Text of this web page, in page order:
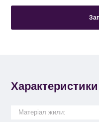
Характеристики
Матеріал жили: